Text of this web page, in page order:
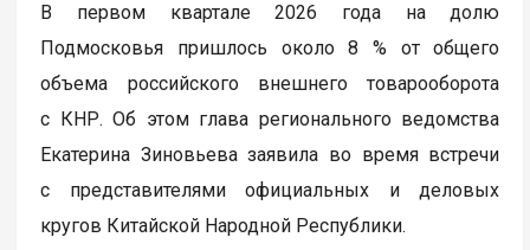
В первом квартале 2026 года на долю
Подмосковья пришлось около 8 % от общего
объема российского внешнего товарооборота
с КНР. Об этом глава регионального ведомства
Екатерина Зиновьева заявила во время встречи
с представителями официальных и деловых
кругов Китайской Народной Республики.